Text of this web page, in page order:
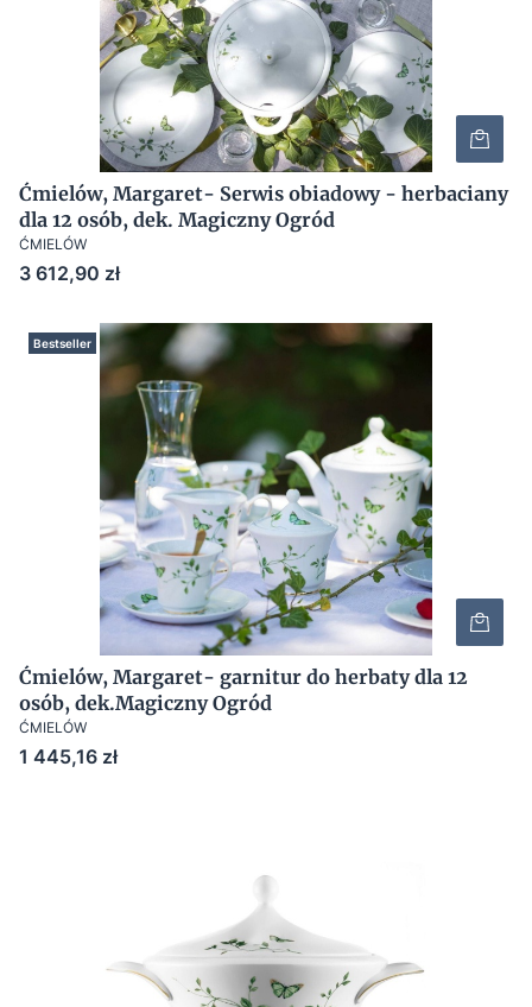
Ćmielów, Margaret- Serwis obiadowy - herbaciany
dla 12 osób, dek. Magiczny Ogród
ĆMIELÓW
Cena
3 612,90 zł
Bestseller
Ćmielów, Margaret- garnitur do herbaty dla 12
osób, dek.Magiczny Ogród
ĆMIELÓW
Cena
1 445,16 zł